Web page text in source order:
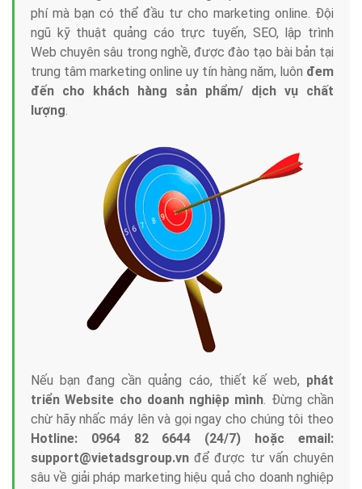
phí mà bạn có thể đầu tư cho marketing online. Đội
ngũ kỹ thuật quảng cáo trực tuyến, SEO, lập trình
Web chuyên sâu trong nghề, được đào tạo bài bản tại
trung tâm marketing online uy tín hàng năm, luôn đem
đến cho khách hàng sản phẩm/ dịch vụ chất
lượng.
Nếu bạn đang cần quảng cáo, thiết kế web, phát
triển Website cho doanh nghiệp mình. Đừng chần
chừ hãy nhấc máy lên và gọi ngay cho chúng tôi theo
Hotline: 0964 82 6644 (24/7) hoặc email:
support@vietadsgroup.vn để được tư vấn chuyên
sâu về giải pháp marketing hiệu quả cho doanh nghiệp